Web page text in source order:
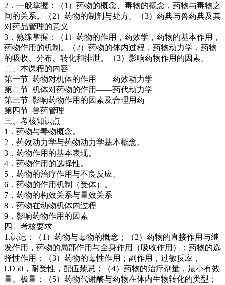
2．一般掌握：（1）药物的概念、毒物的概念，药物与毒物之
间的关系。（2）药物的制剂与处方。（3）药典与兽药典及其
对药品管理的意义
3．熟练掌握：（1）药物的作用，药效学，药物的基本作用，
药物作用的机制。（2）药物的体内过程，药物动力学，药物
的吸收、分布、转化和排泄。（3）影响药物作用的因素。
二、本课程的内容
第一节 药物对机体的作用——药效动力学
第二节 机体对药物的作用——药代动力学
第三节 影响药物作用的因素及合理用药
第四节 兽药管理
三、考核知识点
1．药物与毒物概念。
2．药效动力学与药物动力学基本概念。
3．药物作用的基本表现。
4．药物作用的选择性。
5．药物的治疗作用与不良反应。
6．药物的作用机制（受体）。
7．药物的构效关系与量效关系
8．药物在动物机体内过程
9．影响药物作用的因素
四、考核要求
1.识记：（1）药物与毒物的概念；（2）药物的直接作用与继
发作用，药物的局部作用与全身作用（吸收作用）；药物的选
择性作用；（3）药物的毒性作用；副作用，过敏反应，
LD50，耐受性，配伍禁忌；（4）药物的治疗剂量，最小有效
量、极量；（5）药物代谢酶与药物在体内生物转化的类型；